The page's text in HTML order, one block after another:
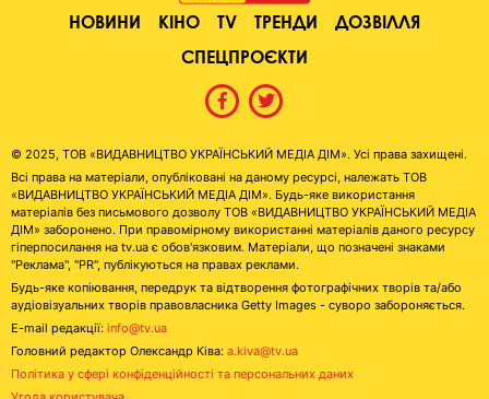
НОВИНИ КІНО TV ТРЕНДИ
ДОЗВІЛЛЯ
СПЕЦПРОЄКТИ
© 2025, ТОВ «ВИДАВНИЦТВО УКРАЇНСЬКИЙ МЕДІА ДІМ». Усі права захищені.
Всі права на матеріали, опубліковані на даному ресурсі, належать ТОВ
«ВИДАВНИЦТВО УКРАЇНСЬКИЙ МЕДІА ДІМ». Будь-яке використання
матеріалів без письмового дозволу ТОВ «ВИДАВНИЦТВО УКРАЇНСЬКИЙ МЕДІА
ДІМ» заборонено. При правомірному використанні матеріалів даного ресурсу
гіперпосилання на tv.ua є обов'язковим. Матеріали, що позначені знаками
"Реклама", "PR", публікуються на правах реклами.
Будь-яке копіювання, передрук та відтворення фотографічних творів та/або
аудіовізуальних творів правовласника Getty Images - суворо забороняється.
E-mail редакції: info@tv.ua
Головний редактор Олександр Ківа: a.kiva@tv.ua
Політика у сфері конфіденційності та персональних даних